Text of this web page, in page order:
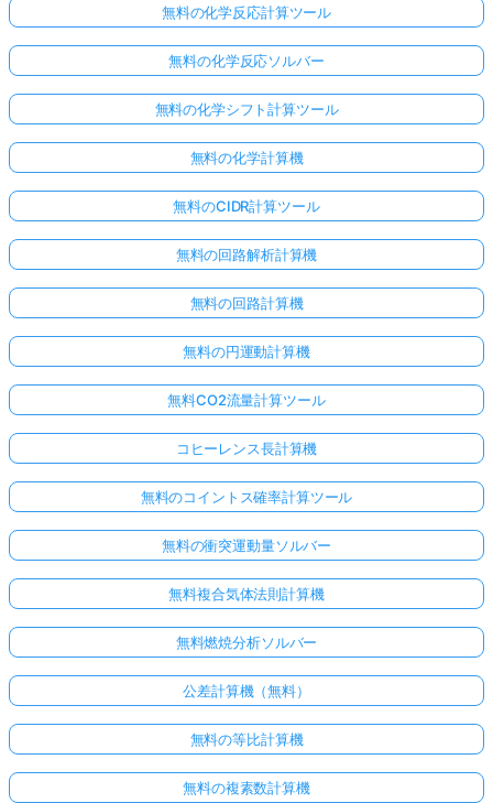
らか
らロ
ン！
無料の化学反応計算ツール
無料の化学反応ソルバー
無料の化学シフト計算ツール
無料の化学計算機
無料のCIDR計算ツール
無料の回路解析計算機
無料の回路計算機
無料の円運動計算機
無料CO2流量計算ツール
コヒーレンス長計算機
無料のコイントス確率計算ツール
無料の衝突運動量ソルバー
無料複合気体法則計算機
無料燃焼分析ソルバー
公差計算機（無料）
無料の等比計算機
無料の複素数計算機